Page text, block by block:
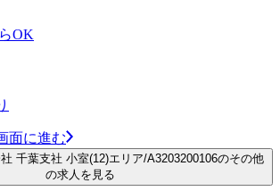
OK
面に進む
千葉支社 小室(12)エリア/A3203200106のその他
の求人を見る